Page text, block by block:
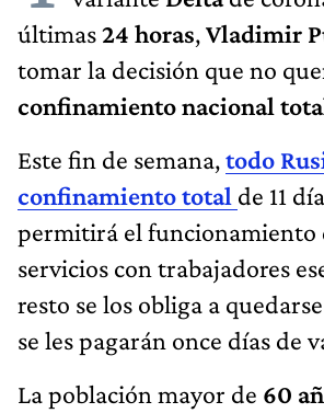
últimas24 horas,Vladimir
tomar la decisión que no
confinamiento nacional
Este fin de semana,todo
confinamiento total de 11
permitirá el funcionamiento
servicios con trabajadores
resto se los obliga a
se les pagarán once días de
La población mayor de 60